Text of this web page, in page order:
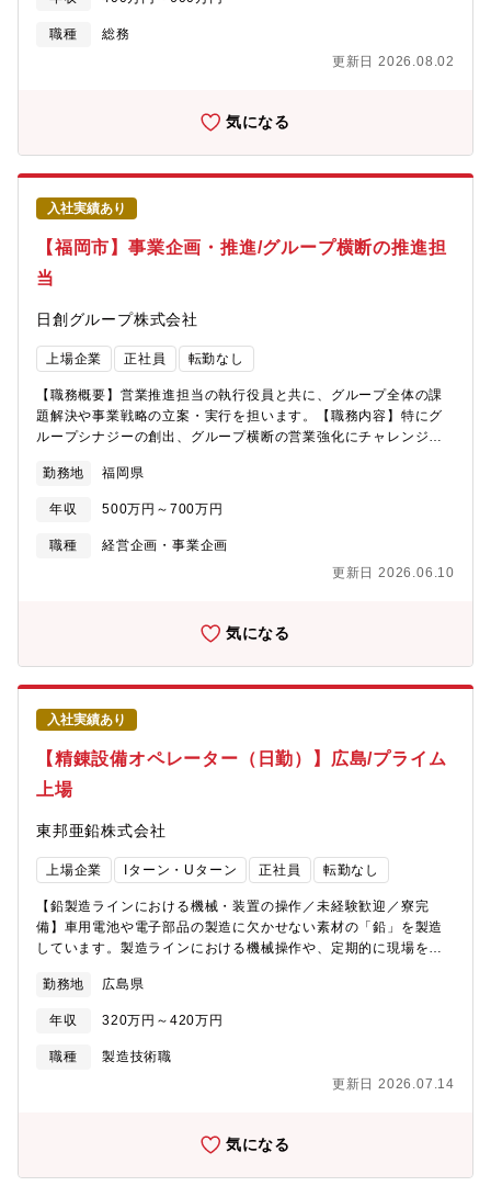
代、40代前半、30代後半）【残業について】残業：10～20時間/
月【同社について】◆『りん青銅』の専業メーカー。同社の誇る
ていくお客様からの品質ニーズへの迅速な対応や、コスト面での
た顧客満足を第一とする当社は、正確かつ短納期での小回りの利
く納入体制を実現し、お客様へのフォローも万全を期しておりま
す。◆少数精鋭で、一人ひとりの担当範囲が広く、活躍の場は多
数。本人の意欲によって能力を発揮できる環境です。中途採用者
も営業や人事、管理、現場などで中心的役割を担い活躍中。◆受
注生産で多くの電機メーカーや自動車メーカーと幅広く取引。最
終ユーザーの業界の裾野が広いため業況が安定しています。
職種
総務
更新日 2026.08.02
気になる
入社実績あり
【福岡市】事業企画・推進/グループ横断の推進担
当
日創グループ株式会社
上場企業 正社員 転勤なし
【職務概要】営業推進担当の執行役員と共に、グループ全体の課
題解決や事業戦略の立案・実行を担います。【職務内容】特にグ
ループシナジーの創出、グループ横断の営業強化にチャレンジい
担当いただきます。・事業戦略の立案・実行支援・グループ横断
プロジェクトの推進・進捗管理・各拠点への施策インプット・モ
ニタリング・新規事業の企画・検討支援・数値分析・改善提案
【事業推進担当としてリーチする日創グループの課題】日創グル
ップラインの拡大のためには、グループ間の連携を強化によるシ
プ企業もそれぞれ特徴のある有望企業ではありますが、会社規模
から経営リソースには限界があるため、個別会社の新規プロジェ
クト推進へのホールディング会社からのサポート体制の充実も課
題と考えます。よって、事業推進担当のリーチ範囲は、グループ
企業全体を対象とし、かつ営業課題に留まらず、営業課題達成の
ための生産課題・管理課題・DX課題解決など広範に渉りす。【ど
んな風に各拠点にインプットして、モニタリングしていくのか】
グループ全体が共有する基盤システムや、プロジェクト推進体制
が現時点では未整備なので、個別に電話・メール・対面で対応し
ードアップが喫緊の課題と認識しており、グループ事業推進部と
しても改善策を推進中です。【募集背景】同社は、M&Aを通じて
グループ会社を拡大中。グループ全体で取り組むべき課題も増加
ェクト推進する機能を強化しています。その中核を担う「グルー
プ事業推進部」にて、事業企画・営業企画を担当いただく仲間を
募集します。【働く環境】・部署/グループ事業推進部・メンバー
構成/執行役員2名 ※経営管理部8名とも連携【募集背景】M＆A
る人物像】・執行役員の右腕として、経営層と近い距離で挑戦し
ド感を楽しめる方・出張に抵抗がない方、ご家族の理解も得られ
勤務地 福岡県
年収 500万円～700万円
職種
経営企画・事業企画
更新日 2026.06.10
気になる
入社実績あり
【精錬設備オペレーター（日勤）】広島/プライム
上場
東邦亜鉛株式会社
上場企業 Iターン・Uターン 正社員 転勤なし
【鉛製造ラインにおける機械・装置の操作／未経験歓迎／寮完
備】車用電池や電子部品の製造に欠かせない素材の「鉛」を製造
しています。製造ラインにおける機械操作や、定期的に現場を巡
製造ラインでのオペレーター、設備点検・メンテナンス・材料の
運搬、不具合対応、記録、清掃など★入社後はベテラン社員がマ
ンツーマンで丁寧に指導します。未経験の方でも安心してスター
トできる教育体制が整っています。＜ 島全体が工場という唯一無
の産業と生活を支える“誇りある仕事”に携われます。＜ 風通しの
あい。何でも言い合える雰囲気で、初めての方でも馴染みやすい
環境です。＜挑戦をしっかりサポート＞社員のほとんどが未経験
からスタート。経験よりも意欲を重視しています。丁寧な研修と
勤務地 広島県
年収 320万円～420万円
職種
製造技術職
更新日 2026.07.14
気になる